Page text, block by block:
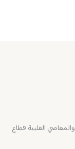
القلبية قطاع